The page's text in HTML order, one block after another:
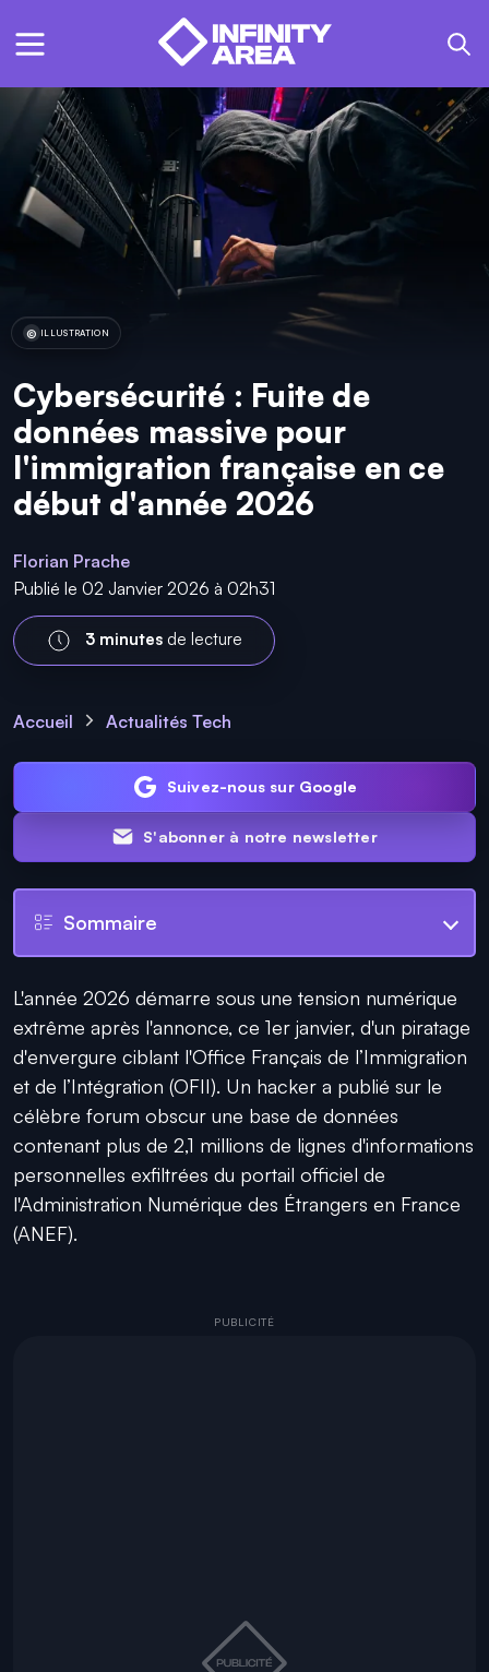
ILLUSTRATION
Cybersécurité : Fuite de
données massive pour
l'immigration française en ce
début d'année 2026
Florian Prache
Publié le 02 Janvier 2026 à 02h31
3 minutes de lecture
Accueil Actualités Tech
Suivez-nous sur Google
S'abonner à notre newsletter
Sommaire
L'année 2026 démarre sous une tension numérique
extrême après l'annonce, ce 1er janvier, d'un piratage
d'envergure ciblant l'Office Français de l’Immigration
et de l’Intégration (OFII). Un hacker a publié sur le
célèbre forum obscur une base de données
contenant plus de 2,1 millions de lignes d'informations
personnelles exfiltrées du portail officiel de
l'Administration Numérique des Étrangers en France
(ANEF).